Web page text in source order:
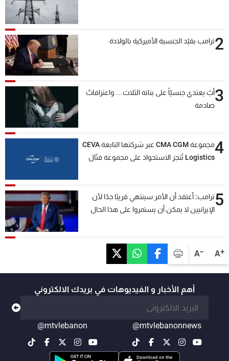
A+
A-
2ترامب يقيّد الجنسية الأميركية بالولادة
3أبٌ يعتدي جنسيّاً على بناته الثلاث… واعترافاتٌ
صادمة
4
مجموعة CMA CGM عبر شركتها التابعة CEVA
Logistics تُنجز الاستحواذ على مجموعة فتّال
5ترامب: أعتقد أن الأمر سينتهي قريبًا جدًا لأن
الإيرانيين لا يمكن أن يستمروا على هذا الحال
أهم الأخبار و الفيديوهات في بريدك الالكتروني
@mtvlebanonnews
@mtvlebanon